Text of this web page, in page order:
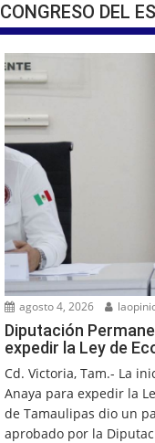
CONGRESO DEL
agosto 4, 2026
Diputación
expedir la Ley de
Cd. Victoria, Tam.- La
Anaya para expedir la
de Tamaulipas dio un
aprobado por la